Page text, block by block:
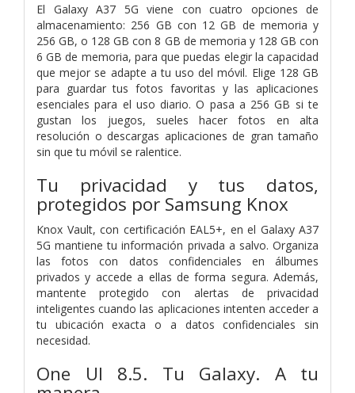
El Galaxy A37 5G viene con cuatro opciones de
almacenamiento: 256 GB con 12 GB de memoria y
256 GB, o 128 GB con 8 GB de memoria y 128 GB con
6 GB de memoria, para que puedas elegir la capacidad
que mejor se adapte a tu uso del móvil. Elige 128 GB
para guardar tus fotos favoritas y las aplicaciones
esenciales para el uso diario. O pasa a 256 GB si te
gustan los juegos, sueles hacer fotos en alta
resolución o descargas aplicaciones de gran tamaño
sin que tu móvil se ralentice.
Tu privacidad y tus datos,
protegidos por Samsung Knox
Knox Vault, con certificación EAL5+, en el Galaxy A37
5G mantiene tu información privada a salvo. Organiza
las fotos con datos confidenciales en álbumes
privados y accede a ellas de forma segura. Además,
mantente protegido con alertas de privacidad
inteligentes cuando las aplicaciones intenten acceder a
tu ubicación exacta o a datos confidenciales sin
necesidad.
One UI 8.5. Tu Galaxy. A tu